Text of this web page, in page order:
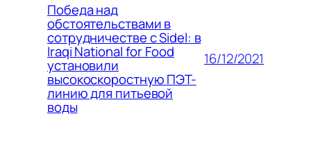
Победа над
обстоятельствами в
сотрудничестве с Sidel: в
Iraqi National for Food
установили
высокоскоростную ПЭТ-
линию для питьевой
воды
16/12/2021